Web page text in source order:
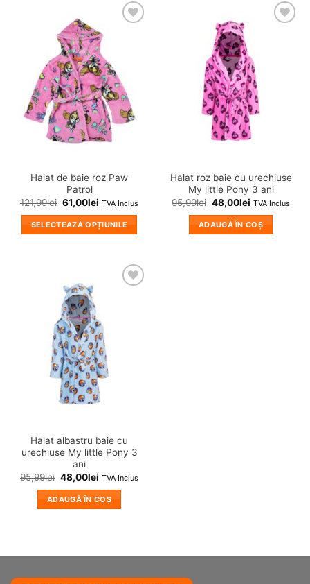
Halat de baie roz Paw
Patrol
121,99lei 61,00lei TVA Inclus
SELECTEAZĂ OPȚIUNILE
mai
multe
variații.
Opțiunile
pot
fi
alese
în
pagina
Halat roz baie cu urechiuse
My little Pony 3 ani
95,99lei 48,00lei TVA Inclus
ADAUGĂ ÎN COȘ
Halat albastru baie cu
urechiuse My little Pony 3
ani
95,99lei 48,00lei TVA Inclus
ADAUGĂ ÎN COȘ